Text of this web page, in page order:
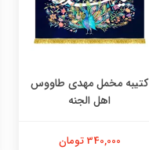
کتیبه مخمل مهدی طاووس
اهل الجنه
340,000 تومان